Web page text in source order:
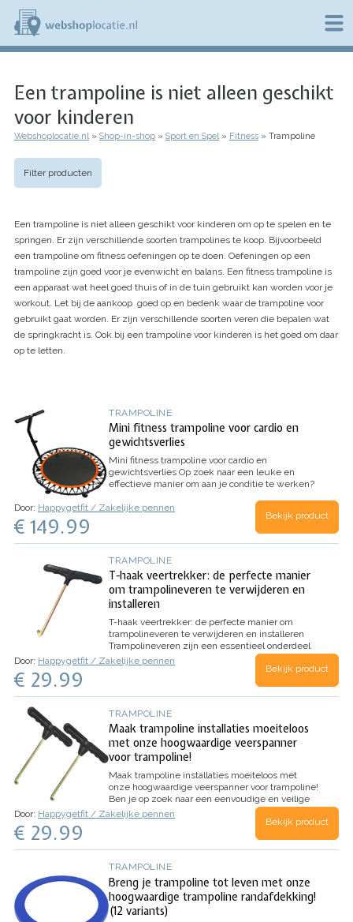
Overslaan
naar
de
b
s
h
p
l
c
i
e
.
n
l
Een trampoline is niet alleen geschikt
voor kinderen
Kruimelpad
Webshoplocatie.nl Shop-in-shop Sport en Spel Fitness Trampoline
Filter producten
Een trampoline is niet alleen geschikt voor kinderen om op te spelen en te
springen. Er zijn verschillende soorten trampolines te koop. Bijvoorbeeld
een trampoline om fitness oefeningen op te doen. Oefeningen op een
trampoline zijn goed voor je evenwicht en balans. Een fitness trampoline is
een apparaat wat heel goed thuis of in de tuin gebruikt kan worden voor je
workout. Let bij de aankoop goed op en bedenk waar de trampoline voor
gebruikt gaat worden. Er zijn verschillende soorten veren die bepalen wat
de springkracht is. Ook bij een trampoline voor kinderen is het goed om daar
op te letten.
TRAMPOLINE
Mini fitness trampoline voor cardio en
gewichtsverlies
Mini fitness trampoline voor cardio en
gewichtsverlies Op zoek naar een leuke en
effectieve manier om aan je conditie te werken?
de perfecte oplossing voor jou. Deze trampoline…
Door: Happygetfit / Zakelijke pennen
€ 149.99 Bekijk product
TRAMPOLINE
T-haak veertrekker: de perfecte manier
om trampolineveren te verwijderen en
installeren
T-haak veertrekker: de perfecte manier om
trampolineveren te verwijderen en installeren
Trampolineveren zijn een essentieel onderdeel
van elke trampoline. Ze zorgen voor de
sprongkracht en het comfort van de trampoline.
Trampolineveren moeten regelmatig…
Door: Happygetfit / Zakelijke pennen
€ 29.99 Bekijk product
TRAMPOLINE
Maak trampoline installaties moeiteloos
met onze hoogwaardige veerspanner
voor trampoline!
Maak trampoline installaties moeiteloos met
onze hoogwaardige veerspanner voor trampoline!
Ben je op zoek naar een eenvoudige en veilige
manier om je trampoline te installeren? Dan is
onze trampoline veerspanner de perfecte
Onze veerspanner is gemaakt
Door: Happygetfit / Zakelijke pennen
€ 29.99 Bekijk product
TRAMPOLINE
Breng je trampoline tot leven met onze
hoogwaardige trampoline randafdekking!
(12 variants)